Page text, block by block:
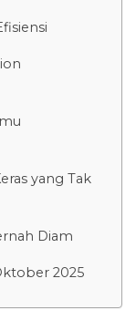
yang Tak
Diam
2025